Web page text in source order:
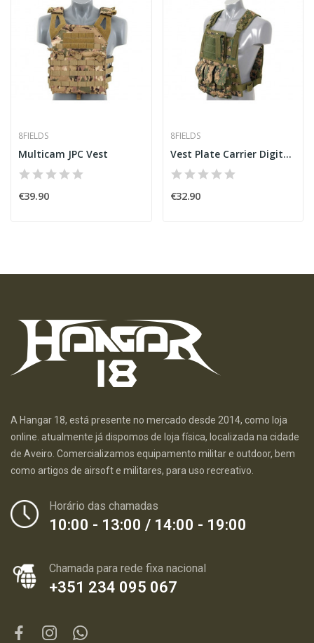
8FIELDS
Multicam JPC Vest
€39.90
8FIELDS
Vest Plate Carrier Digital Woodland
€32.90
A Hangar 18, está presente no mercado desde 2014, como loja
online. atualmente já dispomos de loja física, localizada na cidade
de Aveiro. Comercializamos equipamento militar e outdoor, bem
como artigos de airsoft e militares, para uso recreativo.
Horário das chamadas
10:00 - 13:00 / 14:00 - 19:00
Chamada para rede fixa nacional
+351 234 095 067